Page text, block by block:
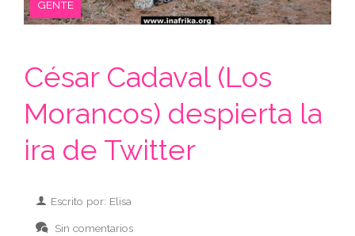
GENTE
César Cadaval (Los
Morancos) despierta la
ira de Twitter
Escrito por: Elisa
Sin comentarios